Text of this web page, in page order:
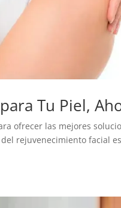
Tu Piel,
ofrecer las mejores
rejuvenecimiento facial